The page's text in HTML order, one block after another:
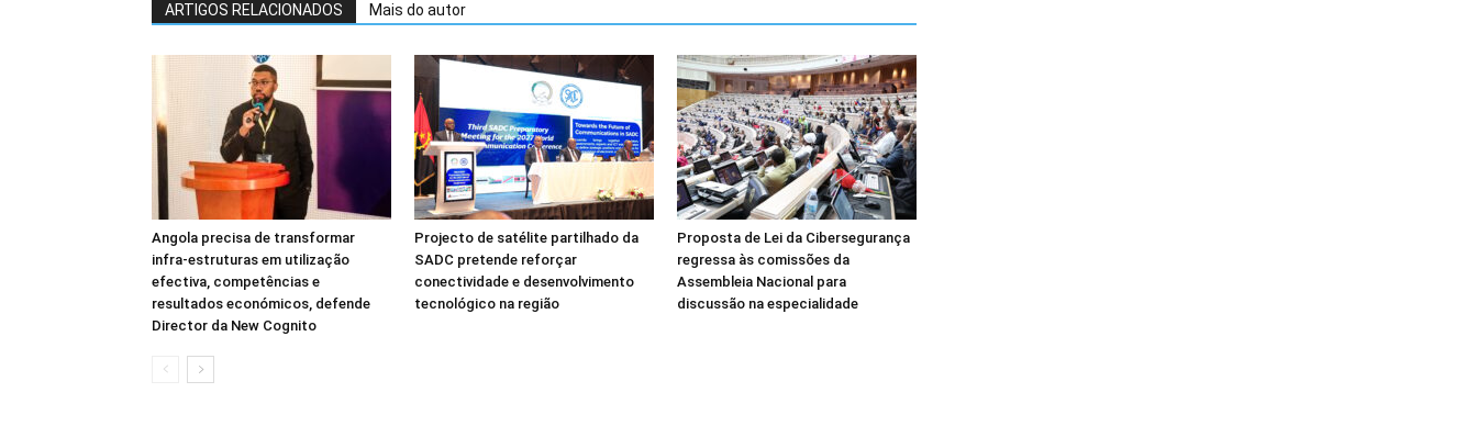
ARTIGOS RELACIONADOS Mais do autor
Angola precisa de transformar
infra-estruturas em utilização
efectiva, competências e
resultados económicos, defende
Director da New Cognito
Projecto de satélite partilhado da
SADC pretende reforçar
conectividade e desenvolvimento
tecnológico na região
Proposta de Lei da Cibersegurança
regressa às comissões da
Assembleia Nacional para
discussão na especialidade